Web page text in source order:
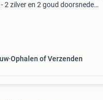
2 zilver en 2 goud doorsnede
Ophalen of Verzenden